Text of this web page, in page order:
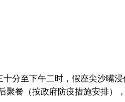
分至下午二时，假座尖沙嘴
餐（按政府防疫措施安排）